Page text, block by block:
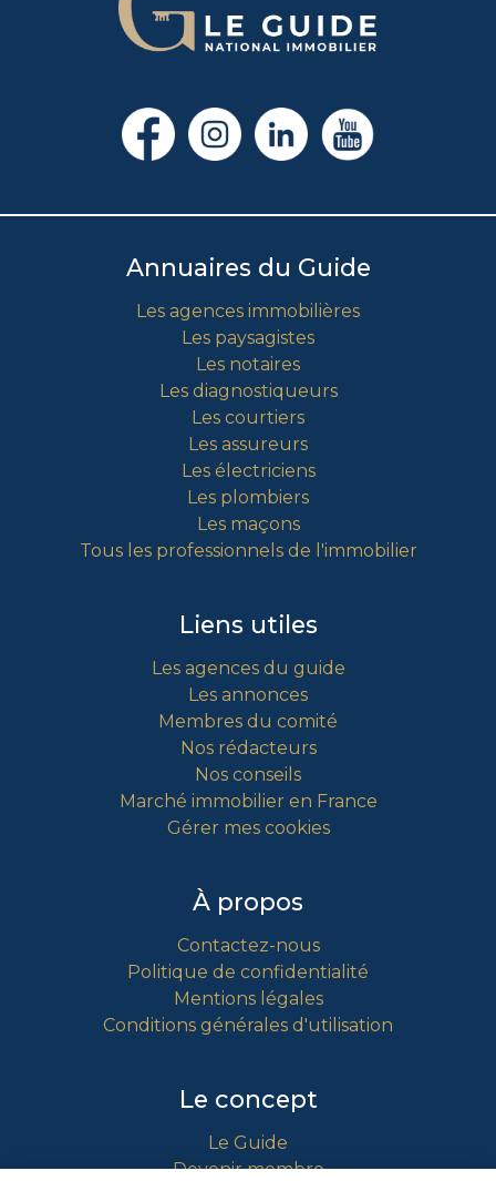
Annuaires du Guide
Les agences immobilières
Les paysagistes
Les notaires
Les diagnostiqueurs
Les courtiers
Les assureurs
Les électriciens
Les plombiers
Les maçons
Tous les professionnels de l'immobilier
Liens utiles
Les agences du guide
Les annonces
Membres du comité
Nos rédacteurs
Nos conseils
Marché immobilier en France
Gérer mes cookies
À propos
Contactez-nous
Politique de confidentialité
Mentions légales
Conditions générales d'utilisation
Le concept
Le Guide
Devenir membre